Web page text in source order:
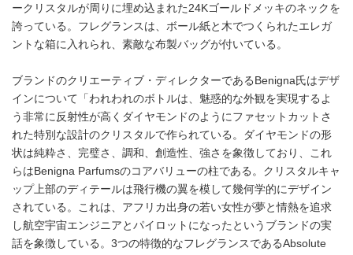
ークリスタルが周りに埋め込まれた24Kゴールドメッキのネックを
誇っている。フレグランスは、ボール紙と木でつくられたエレガ
ントな箱に入れられ、素敵な布製バッグが付いている。
ブランドのクリエーティブ・ディレクターであるBenigna氏はデザ
インについて「われわれのボトルは、魅惑的な外観を実現するよ
う非常に反射性が高くダイヤモンドのようにファセットカットさ
れた特別な設計のクリスタルで作られている。ダイヤモンドの形
状は純粋さ、完璧さ、調和、創造性、強さを象徴しており、これ
らはBenigna Parfumsのコアバリューの柱である。クリスタルキャ
ップ上部のディテールは飛行機の翼を模して幾何学的にデザイン
されている。これは、アフリカ出身の若い女性が夢と情熱を追求
し航空宇宙エンジニアとパイロットになったというブランドの実
話を象徴している。3つの特徴的なフレグランスであるAbsolute